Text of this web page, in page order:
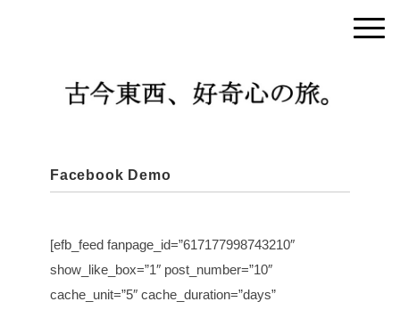
Facebook Demo
[efb_feed fanpage_id=”617177998743210″
show_like_box=”1″ post_number=”10″
cache_unit=”5″ cache_duration=”days”